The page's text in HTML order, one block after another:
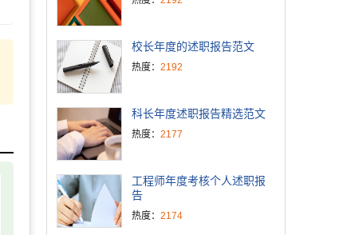
校长年度的述职报告范文
热度： 2192
科长年度述职报告精选范文
热度： 2177
工程师年度考核个人述职报
告
热度： 2174